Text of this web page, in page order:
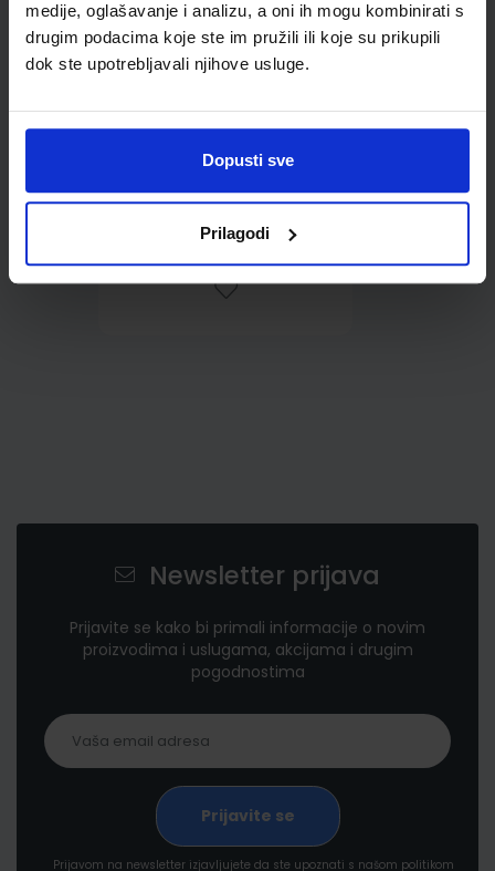
medije, oglašavanje i analizu, a oni ih mogu kombinirati s
drugim podacima koje ste im pružili ili koje su prikupili
dok ste upotrebljavali njihove usluge.
Dopusti sve
Prilagodi
0,85 €
Newsletter prijava
Prijavite se kako bi primali informacije o novim
proizvodima i uslugama, akcijama i drugim
pogodnostima
Prijavom na newsletter izjavljujete da ste upoznati s našom politikom